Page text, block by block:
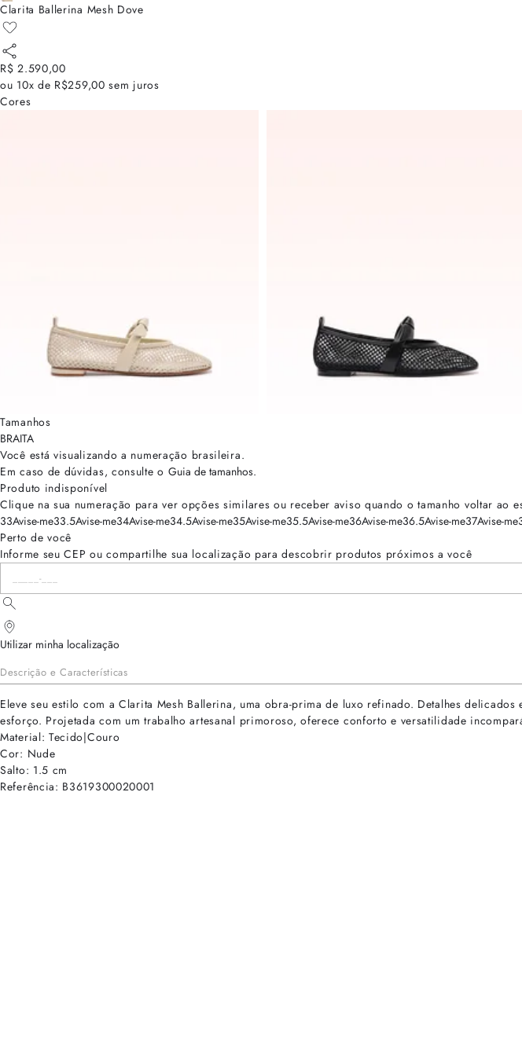
Clarita Ballerina Mesh Dove
R$ 2.590,00
ou 10x de R$259,00 sem juros
Cores
Tamanhos
BRAITA
Você está visualizando a numeração brasileira.
Em caso de dúvidas, consulte o Guia de tamanhos.
Produto indisponível
Clique na sua numeração para ver opções similares ou receber aviso quando o tamanho voltar ao
33Avise-me33.5Avise-me34Avise-me34.5Avise-me35Avise-me35.5Avise-me36Avise-me36.5Avise-me37Avise-me
Perto de você
Informe seu CEP ou compartilhe sua localização para descobrir produtos próximos a você
Utilizar minha localização
Descrição e Características
Eleve seu estilo com a Clarita Mesh Ballerina, uma obra-prima de luxo refinado. Detalhes
esforço. Projetada com um trabalho artesanal primoroso, oferece conforto e versatilidade
Material: Tecido|Couro
Cor: Nude
Salto: 1.5 cm
Referência: B3619300020001